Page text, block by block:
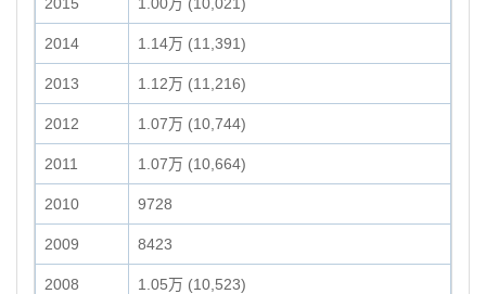
2014 1.14万 (11,391)
2013 1.12万 (11,216)
2012 1.07万 (10,744)
2011 1.07万 (10,664)
2010 9728
2009 8423
2008 1.05万 (10,523)